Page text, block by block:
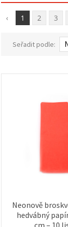
zobrazovali
reklamu, a
preference v
Nastavení
výběrem
‹ 1 2 3
Seřadit podle:
Neonově
hedvábný
cm – 10